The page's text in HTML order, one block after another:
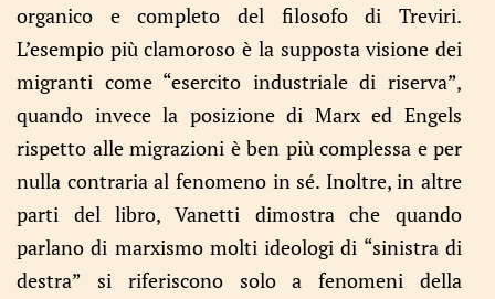
organico e completo del filosofo di Treviri.
L’esempio più clamoroso è la supposta visione dei
migranti come “esercito industriale di riserva”,
quando invece la posizione di Marx ed Engels
rispetto alle migrazioni è ben più complessa e per
nulla contraria al fenomeno in sé. Inoltre, in altre
parti del libro, Vanetti dimostra che quando
parlano di marxismo molti ideologi di “sinistra di
destra” si riferiscono solo a fenomeni della